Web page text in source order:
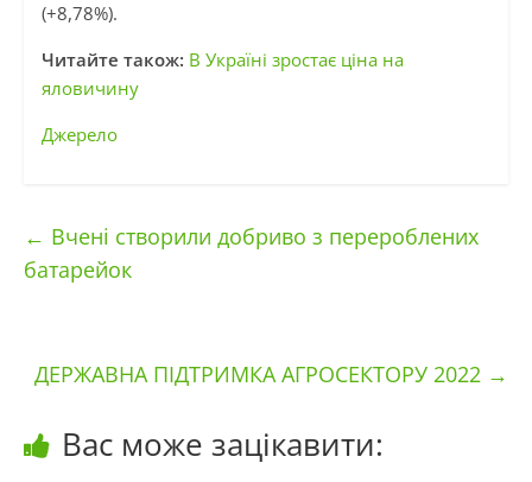
(+8,78%).
Читайте також: В Україні зростає ціна на
яловичину
Джерело
← Вчені створили добриво з перероблених
батарейок
ДЕРЖАВНА ПІДТРИМКА АГРОСЕКТОРУ 2022 →
Вас може зацікавити: